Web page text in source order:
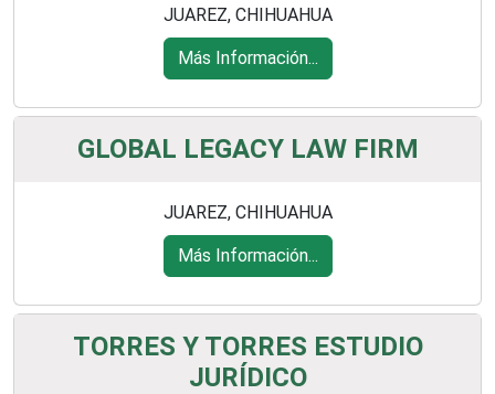
JUAREZ, CHIHUAHUA
Más Información...
GLOBAL LEGACY LAW FIRM
JUAREZ, CHIHUAHUA
Más Información...
TORRES Y TORRES ESTUDIO
JURÍDICO